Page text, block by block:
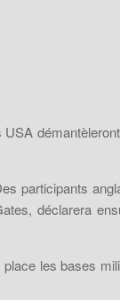
participants
déclarera
les bases